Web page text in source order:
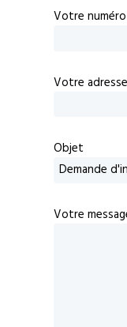
Votre
Votre
Objet
Votre